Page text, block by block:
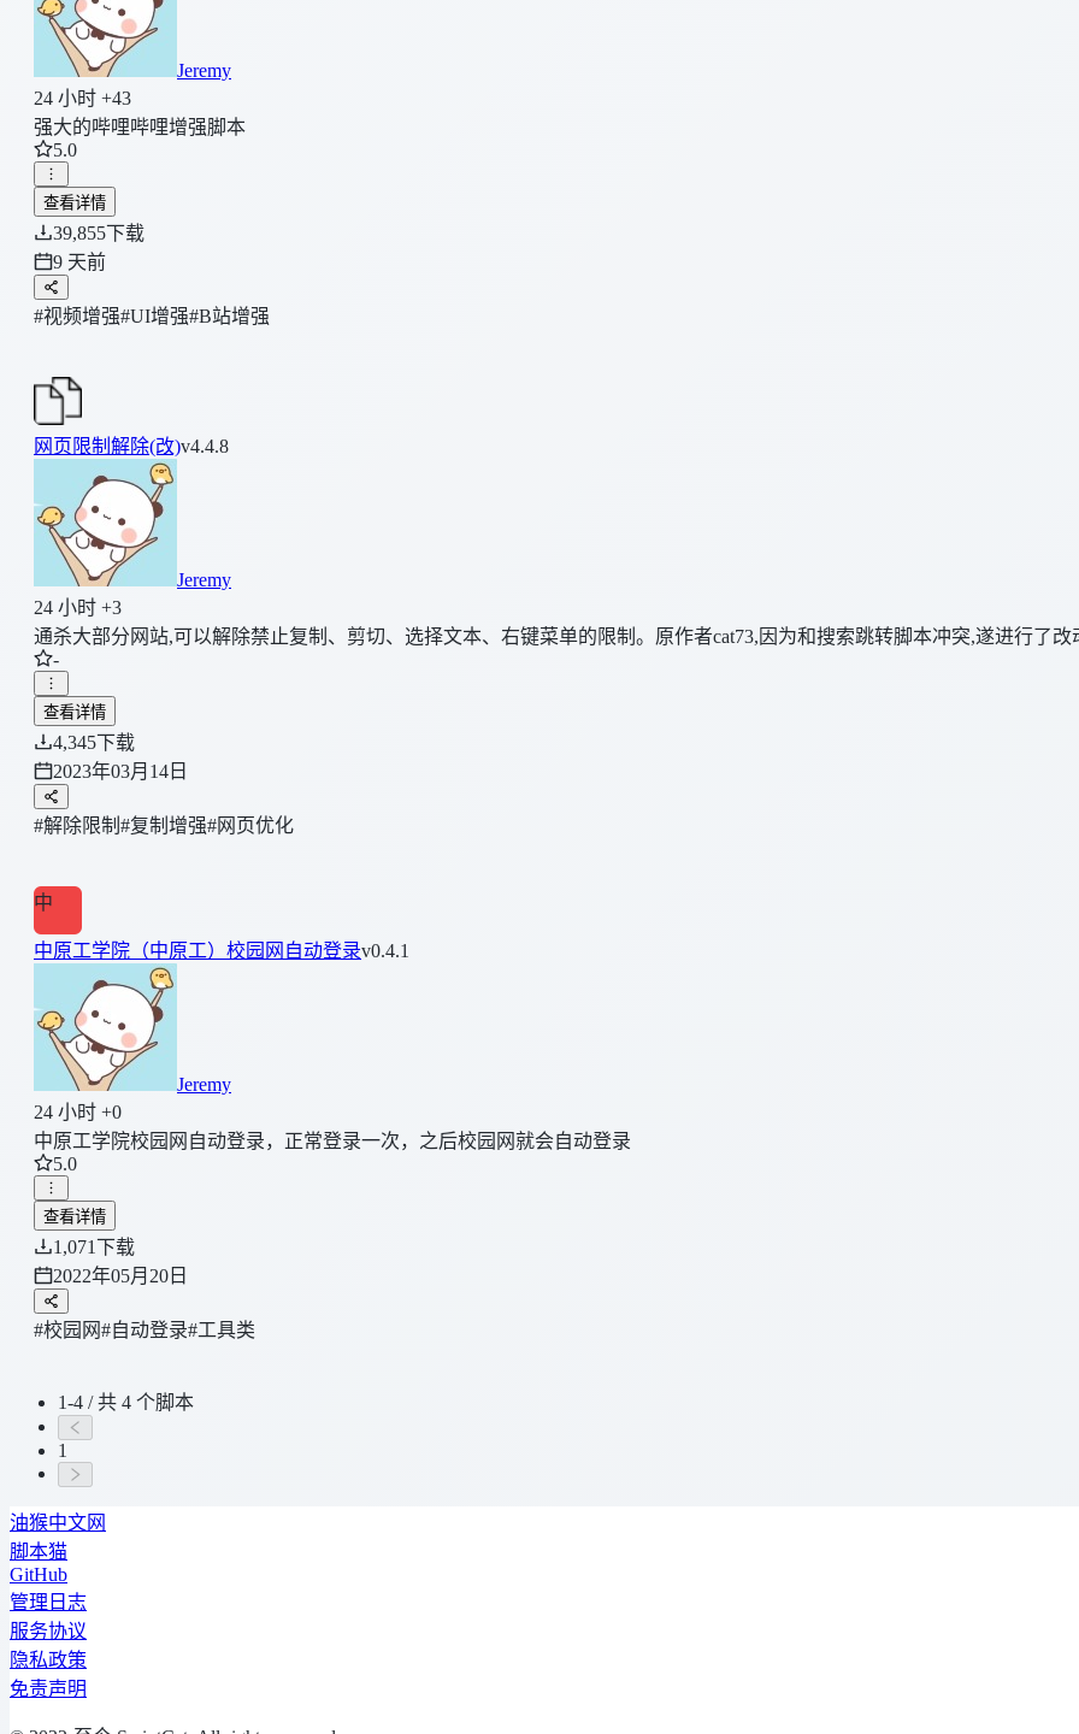
Jeremy
24 小时 +43
强大的哔哩哔哩增强脚本
5.0
查看详情
39,855下载
9 天前
#视频增强#UI增强#B站增强
网页限制解除(改)v4.4.8
Jeremy
24 小时 +3
通杀大部分网站,可以解除禁止复制、剪切、选择文本、右键菜单的限制。原作者cat73,因为和搜索跳转脚本冲突,遂进行了改
-
查看详情
4,345下载
2023年03月14日
#解除限制 #复制增强#网页优化
中
中原工学院（中原工）校园网自动登录v0.4.1
Jeremy
24 小时 +0
中原工学院校园网自动登录，正常登录一次，之后校园网就会自动登录
5.0
查看详情
1,071下载
2022年05月20日
#校园网#自动登录#工具类
1-4 / 共 4 个脚本
1
油猴中文网
脚本猫
GitHub
管理日志
服务协议
隐私政策
免责声明